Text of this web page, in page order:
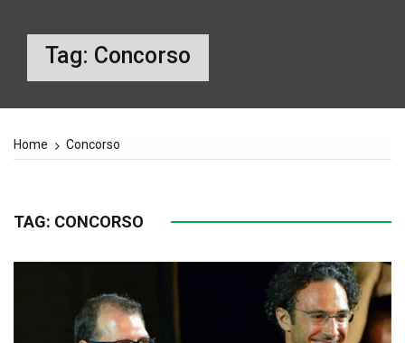
Tag: Concorso
Home Concorso
TAG: CONCORSO